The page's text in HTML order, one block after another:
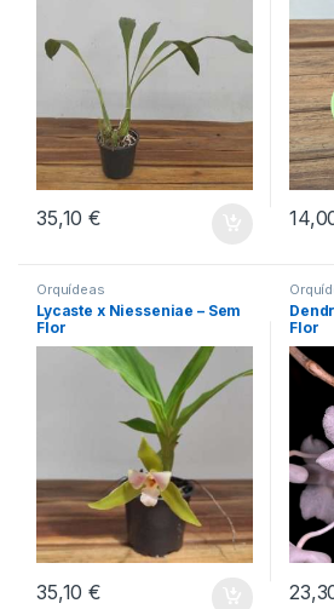
35,10€
Orquídeas
Lycaste x Niesseniae – Sem
Flor
35,10€
Flor